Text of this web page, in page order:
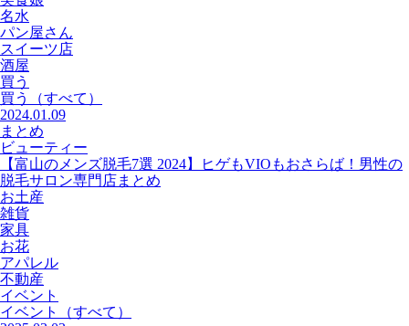
名水
パン屋さん
スイーツ店
酒屋
買う
買う
（すべて）
2024.01.09
まとめ
ビューティー
【富山のメンズ脱毛7選 2024】ヒゲもVIOもおさらば！男性の
脱毛サロン専門店まとめ
お土産
雑貨
家具
お花
アパレル
不動産
イベント
イベント
（すべて）